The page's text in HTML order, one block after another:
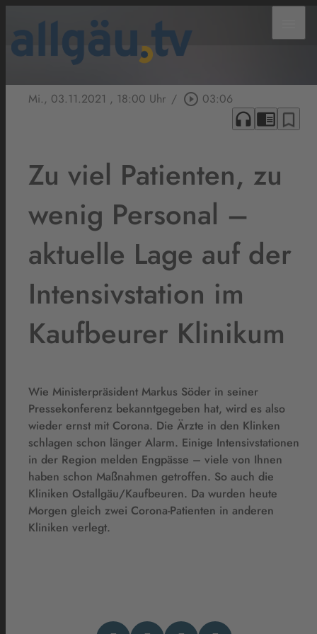
Mi., 03.11.2021 , 18:00 Uhr / play_circle_outline 03:06
headphones chrome_reader_mode bookmark_border
Zu viel Patienten, zu
wenig Personal –
aktuelle Lage auf der
Intensivstation im
Kaufbeurer Klinikum
Wie Ministerpräsident Markus Söder in seiner
Pressekonferenz bekanntgegeben hat, wird es also
wieder ernst mit Corona. Die Ärzte in den Klinken
schlagen schon länger Alarm. Einige Intensivstationen
in der Region melden Engpässe – viele von Ihnen
haben schon Maßnahmen getroffen. So auch die
Kliniken Ostallgäu/Kaufbeuren. Da wurden heute
Morgen gleich zwei Corona-Patienten in anderen
Kliniken verlegt.